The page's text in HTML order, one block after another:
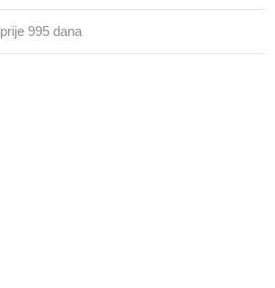
prije 995 dana